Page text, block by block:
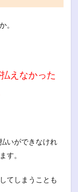
。
えなかった
いができなけれ
す。
てしまうことも